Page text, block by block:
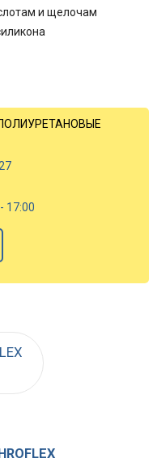
и щелочам
ПОЛИУРЕТАНОВЫЕ
17:00